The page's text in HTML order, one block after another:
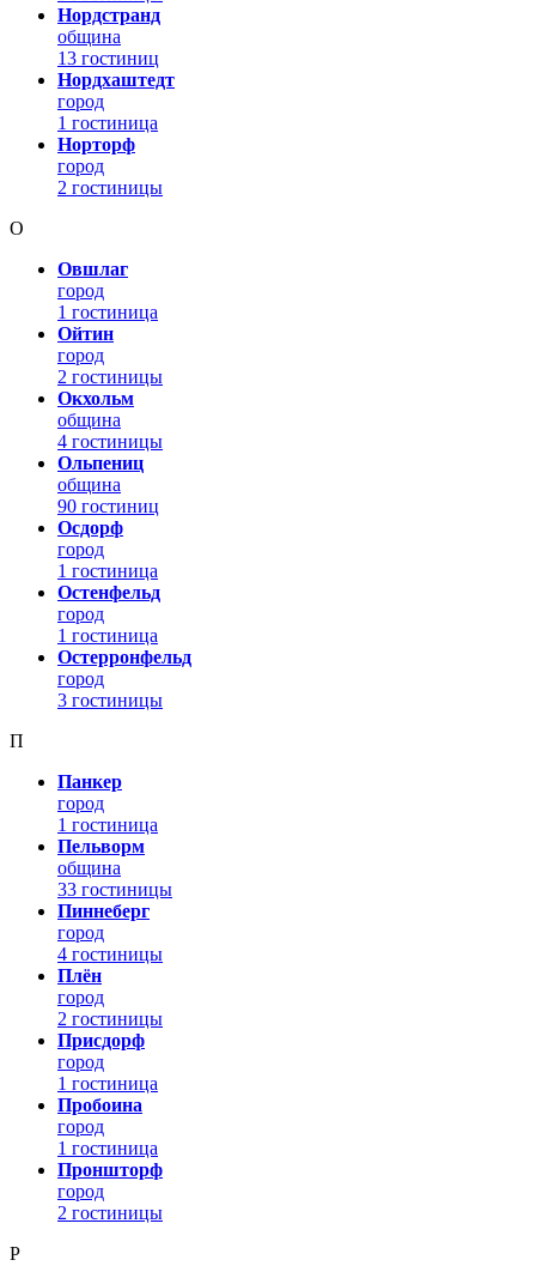
Нордстранд
община
13 гостиниц
Нордхаштедт
город
1 гостиница
Норторф
город
2 гостиницы
О
Овшлаг
город
1 гостиница
Ойтин
город
2 гостиницы
Окхольм
община
4 гостиницы
Ольпениц
община
90 гостиниц
Осдорф
город
1 гостиница
Остенфельд
город
1 гостиница
Остерронфельд
город
3 гостиницы
П
Панкер
город
1 гостиница
Пельворм
община
33 гостиницы
Пиннеберг
город
4 гостиницы
Плён
город
2 гостиницы
Присдорф
город
1 гостиница
Пробоина
город
1 гостиница
Проншторф
город
2 гостиницы
Р